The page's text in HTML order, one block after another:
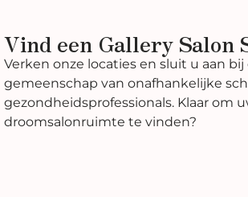
Vind een Gallery Salon
Verken onze locaties en sluit u aan
gemeenschap van onafhankelijke
gezondheidsprofessionals. Klaar om
droomsalonruimte te vinden?